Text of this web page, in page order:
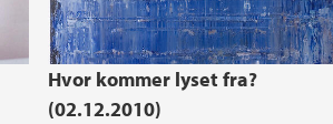
Hvor kommer lyset fra?
(02.12.2010)